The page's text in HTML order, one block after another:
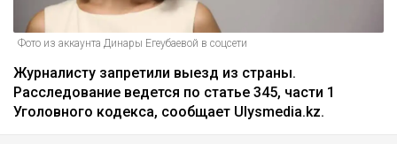
Фото из аккаунта Динары Егеубаевой в соцсети
Журналисту запретили выезд из страны.
Расследование ведется по статье 345, части 1
Уголовного кодекса, сообщает Ulysmedia.kz.